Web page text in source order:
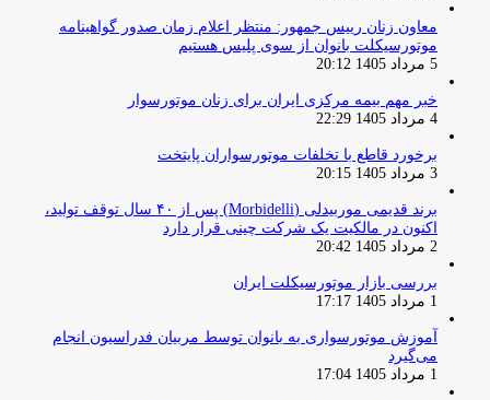
معاون زنان رییس جمهور: منتظر اعلام زمان صدور گواهینامه
موتورسیکلت بانوان از سوی پلیس هستیم
5 مرداد 1405 20:12
خبر مهم بیمه مرکزی ایران برای زنان موتورسوار
4 مرداد 1405 22:29
برخورد قاطع با تخلفات موتورسواران پایتخت
3 مرداد 1405 20:15
برند قدیمی موربیدلی (Morbidelli) پس از ۴۰ سال توقف تولید،
اکنون در مالکیت یک شرکت چینی قرار دارد
2 مرداد 1405 20:42
بررسی بازار موتورسیکلت ایران
1 مرداد 1405 17:17
آموزش موتورسواری به بانوان توسط مربیان فدراسیون انجام
می‌گیرد
1 مرداد 1405 17:04